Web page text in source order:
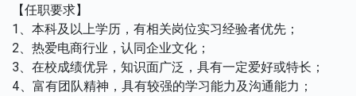
【任职要求】
1、本科及以上学历，有相关岗位实习经验者优先；
2、热爱电商行业，认同企业文化；
3、在校成绩优异，知识面广泛，具有一定爱好或特长；
4、富有团队精神，具有较强的学习能力及沟通能力；